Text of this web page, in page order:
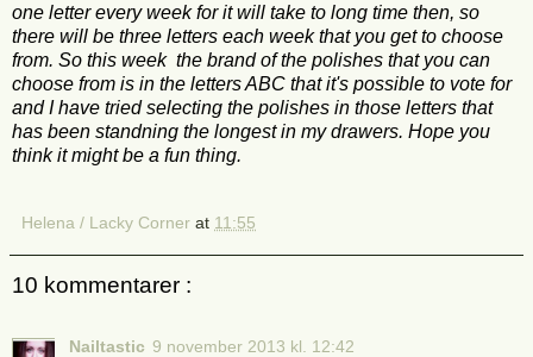
one letter every week for it will take to long time then, so
there will be three letters each week that you get to choose
from. So this week the brand of the polishes that you can
choose from is in the letters ABC that it's possible to vote for
and I have tried selecting the polishes in those letters that
has been standning the longest in my drawers. Hope you
think it might be a fun thing.
Helena / Lacky Corner at 11:55
10 kommentarer :
Nailtastic 9 november 2013 kl. 12:42